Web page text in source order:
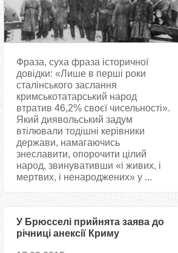
Фраза, суха фраза історичної
довідки: «Лише в перші роки
сталінського заслання
кримськотатарський народ
втратив 46,2% своєї чисельності».
Який диявольський задум
втілювали тодішні керівники
держави, намагаючись
знеславити, опорочити цілий
народ, звинувативши «і живих, і
мертвих, і ненароджених» у ...
У Брюсселі прийнята заява до
річниці анексії Криму